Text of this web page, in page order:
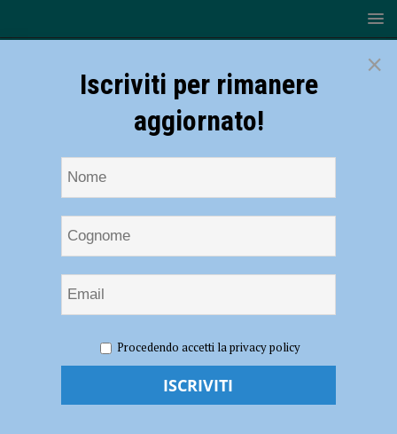
una palazzina di via Appiani, salvata una donna di 87 anni
Fiamme in una palazzina di via Appiani,
×
Iscriviti per rimanere
aggiornato!
Procedendo accetti la privacy policy